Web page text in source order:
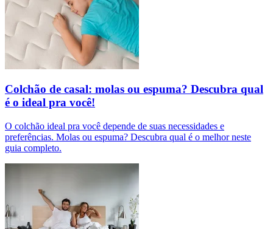
Colchão de casal: molas ou espuma? Descubra qual
é o ideal pra você!
O colchão ideal pra você depende de suas necessidades e
preferências. Molas ou espuma? Descubra qual é o melhor neste
guia completo.